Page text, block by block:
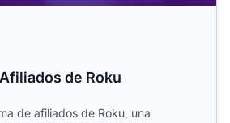
de Roku
de afiliados de Roku, una